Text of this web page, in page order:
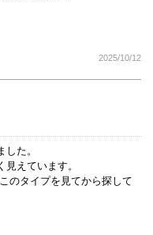
2025/10/12
た。
えています。
のタイプを見てから探して